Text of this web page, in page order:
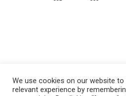
We use cookies on our website
relevant experience by